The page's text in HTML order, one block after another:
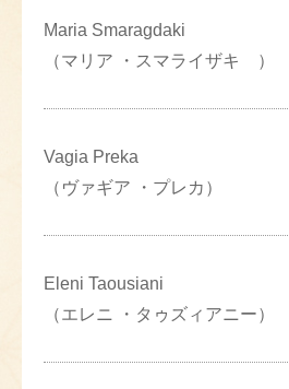
Maria Smaragdaki
（マリア ・スマライザキ ）
Vagia Preka
（ヴァギア ・プレカ）
Eleni Taousiani
（エレニ ・タゥズィアニー）